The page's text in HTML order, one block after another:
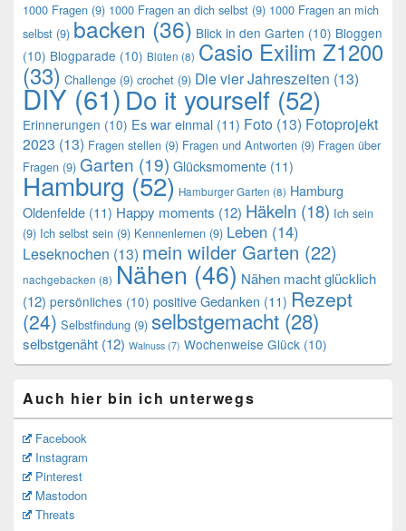
1000 Fragen (9) 1000 Fragen an dich selbst (9) 1000 Fragen an mich
selbst (9) backen (36) Blick in den Garten (10) Bloggen
(10) Blogparade (10) Blüten (8) Casio Exilim Z1200
(33) Challenge (9) crochet (9) Die vier Jahreszeiten (13)
DIY (61)Do it yourself (52)
Erinnerungen (10) Es war einmal (11) Foto (13) Fotoprojekt
2023 (13) Fragen stellen (9) Fragen und Antworten (9) Fragen über
Fragen (9) Garten (19) Glücksmomente (11)
Hamburg (52) Hamburger Garten (8) Hamburg
Oldenfelde (11) Happy moments (12) Häkeln (18) Ich sein
(9) Ich selbst sein (9) Kennenlernen (9) Leben (14)
Leseknochen (13) mein wilder Garten (22)
nachgebacken (8) Nähen (46) Nähen macht glücklich
(12) persönliches (10) positive Gedanken (11) Rezept
(24) Selbstfindung (9) selbstgemacht (28)
selbstgenäht (12) Walnuss (7) Wochenweise Glück (10)
Auch hier bin ich unterwegs
Facebook
Instagram
Pinterest
Mastodon
Threats